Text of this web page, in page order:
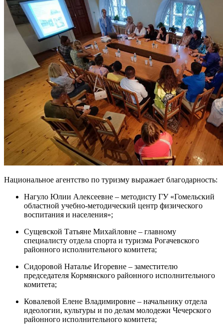
Национальное агентство по туризму выражает благодарность:
Нагуло Юлии Алексеевне – методисту ГУ «Гомельский
областной учебно-методический центр физического
воспитания и населения»;
Сущевской Татьяне Михайловне – главному
специалисту отдела спорта и туризма Рогачевского
районного исполнительного комитета;
Сидоровой Наталье Игоревне – заместителю
председателя Кормянского районного исполнительного
комитета;
Ковалевой Елене Владимировне – начальнику отдела
идеологии, культуры и по делам молодежи Чечерского
районного исполнительного комитета;